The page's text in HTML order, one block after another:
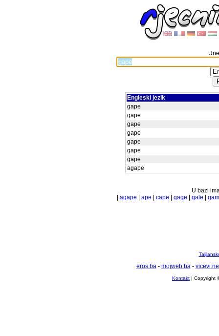
Engleski jezik
gape
gape
gape
gape
gape
gape
gape
agape
U bazi
agape ape cape gage gale
eros.ba- mojweb.ba-
Kontakt | Copyright